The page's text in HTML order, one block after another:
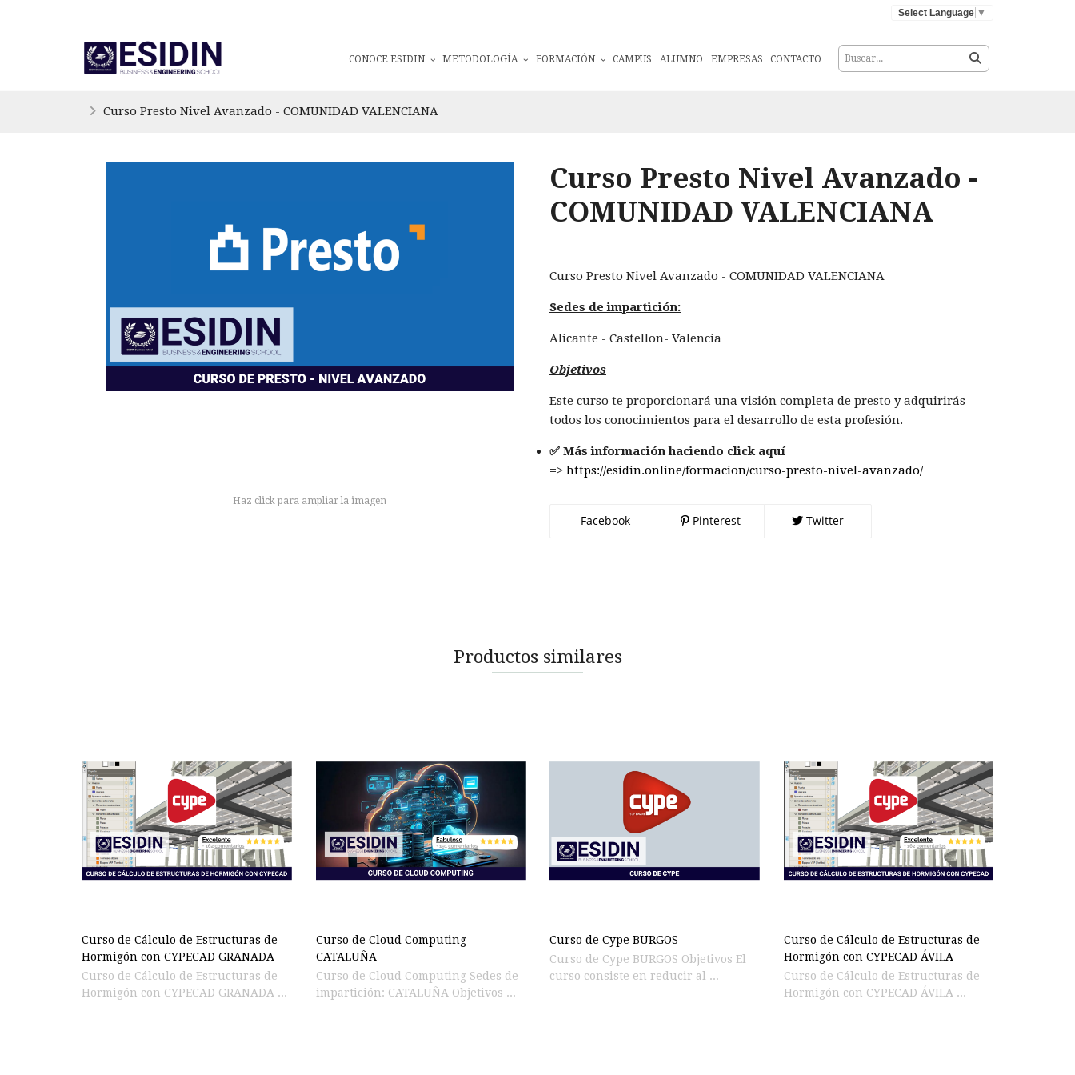
Select Language ▼
CONOCE ESIDIN METODOLOGÍA FORMACIÓN CAMPUS ALUMNO EMPRESAS CONTACTO
Curso Presto Nivel Avanzado - COMUNIDAD VALENCIANA
Haz click para ampliar la imagen
Curso Presto Nivel Avanzado -
COMUNIDAD VALENCIANA
Curso Presto Nivel Avanzado - COMUNIDAD VALENCIANA
Sedes de impartición:
Alicante - Castellon- Valencia
Objetivos
Este curso te proporcionará una visión completa de presto y adquirirás
todos los conocimientos para el desarrollo de esta profesión.
✅ Más información haciendo click aquí
=> https://esidin.online/formacion/curso-presto-nivel-avanzado/
Facebook Pinterest Twitter
Productos similares
Curso de Cálculo de Estructuras de
Hormigón con CYPECAD GRANADA
Curso de Cálculo de Estructuras de
Hormigón con CYPECAD GRANADA ...
Curso de Cloud Computing -
CATALUÑA
Curso de Cloud Computing Sedes de
impartición: CATALUÑA Objetivos ...
Curso de Cype BURGOS
Curso de Cype BURGOS Objetivos El
curso consiste en reducir al ...
Curso de Cálculo de Estructuras de
Hormigón con CYPECAD ÁVILA
Curso de Cálculo de Estructuras de
Hormigón con CYPECAD ÁVILA ...